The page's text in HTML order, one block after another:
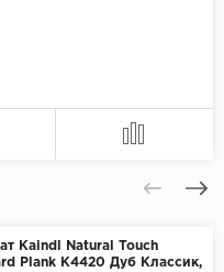
Kaindl Natural Touch
Plank K4420 Дуб Классик,